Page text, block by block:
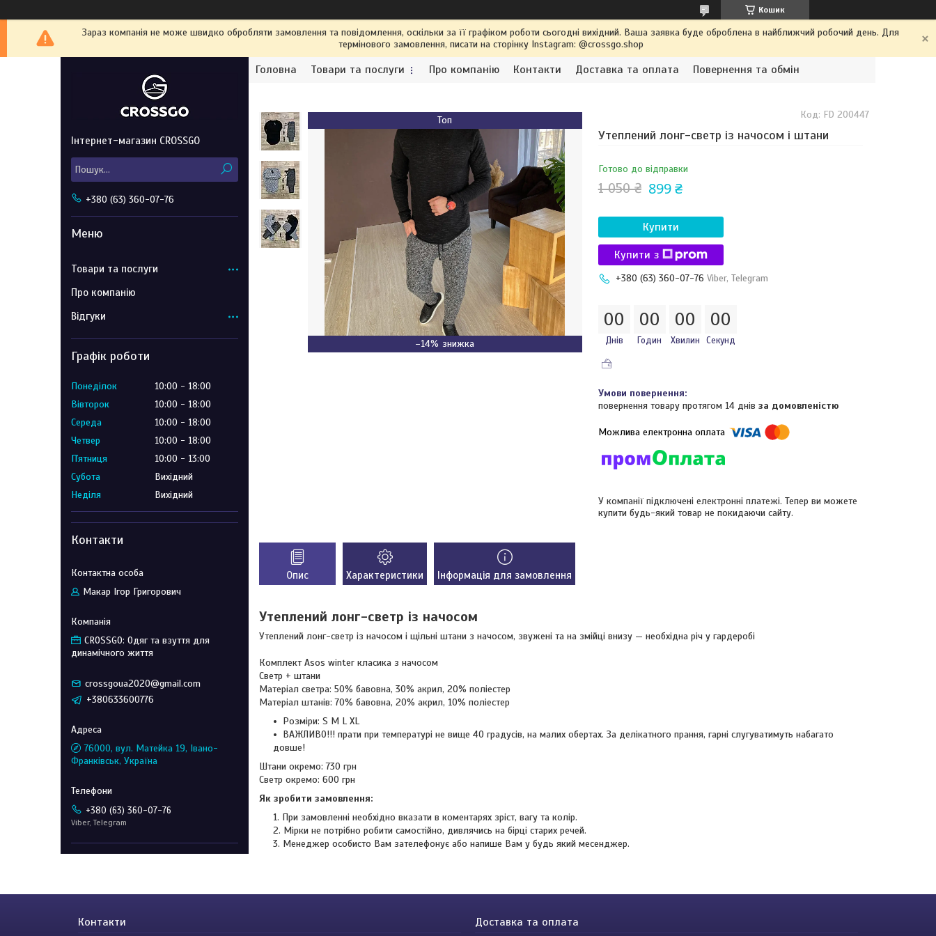
Кошик
Зараз компанія не може швидко обробляти замовлення та повідомлення, оскільки за її графіком роботи сьогодні вихідний. Ваша заявка буде оброблена в найближчий робочий день. Для
термінового замовлення, писати на сторінку Instagram: @crossgo.shop
Головна Товари та послуги Про компанію Контакти Доставка та оплата Повернення та обмін
Топ
–14%
Утеплений лонг-светр із начосом і штани
Готово до відправки
Код: FD 200447
1 050 ₴ 899 ₴
Купити
Купити з
+380 (63) 360-07-76 Viber, Telegram
00
Днів
00
Годин
00
Хвилин
00
Секунд
повернення товару протягом 14 днів за домовленістю
У компанії підключені електронні платежі. Тепер ви можете
купити будь-який товар не покидаючи сайту.
Опис Характеристики Інформація для замовлення
Утеплений лонг-светр із начосом
Утеплений лонг-светр із начосом і щільні штани з начосом, звужені та на змійці внизу — необхідна річ у гардеробі
Комплект Asos winter класика з начосом
Светр + штани
Матеріал светра: 50% бавовна, 30% акрил, 20% поліестер
Матеріал штанів: 70% бавовна, 20% акрил, 10% поліестер
Розміри: S M L XL
ВАЖЛИВО!!! прати при температурі не вище 40 градусів, на малих обертах. За делікатного прання, гарні слугуватимуть набагато
довше!
Штани окремо: 730 грн
Светр окремо: 600 грн
Як зробити замовлення:
При замовленні необхідно вказати в коментарях зріст, вагу та колір.
Мірки не потрібно робити самостійно, дивлячись на бірці старих речей.
Менеджер особисто Вам зателефонує або напише Вам у будь який месенджер.
Інтернет-магазин CROSSGO
+380 (63) 360-07-76
Товари та послуги
Про компанію
Відгуки
Графік роботи
Понеділок 10:00
18:00
Вівторок
10:00
18:00
Середа
10:00
18:00
Четвер
10:00
18:00
Пʼятниця
10:00
13:00
Субота
Вихідний
Неділя
Вихідний
Контакти
Макар Ігор Григорович
CROSSGO: Одяг та взуття для
динамічного життя
crossgoua2020@gmail.com
+380633600776
76000, вул. Матейка 19, Івано-
Франківськ, Україна
+380 (63) 360-07-76
Viber, Telegram
Контакти Доставка та оплата